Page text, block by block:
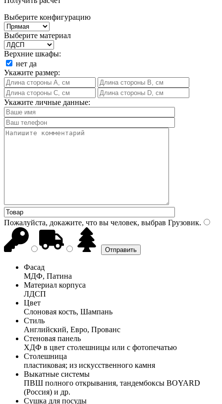
Выберите конфигурацию
Выберите материал
Верхние шкафы:
нет да
Укажите размер:
Укажите личные данные:
Пожалуйста, докажите, что вы человек, выбрав Грузовик.
Фасад
МДФ, Патина
Материал корпуса
ЛДСП
Цвет
Слоновая кость, Шампань
Стиль
Английский, Евро, Прованс
Стеновая панель
ХДФ в цвет столешницы или с фотопечатью
Столешница
пластиковая; из искусственного камня
Выкатные системы
ПВШ полного открывания, тандембоксы BOYARD
(Россия) и др.
Сушка для посуды